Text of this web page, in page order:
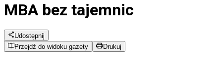
MBA bez tajemnic
Udostępnij
Przejdź do widoku gazety
Drukuj